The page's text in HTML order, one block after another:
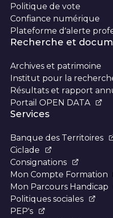
Politique de vote
Confiance numérique
Plateforme d’alerte
Recherche et
Archives et patrimoine
Institut pour la
Résultats et rapport
Portail OPEN DATA
Services
Banque des Territoires
Ciclade
Consignations
Mon Compte Formation
Mon Parcours Handicap
Politiques sociales
PEP's